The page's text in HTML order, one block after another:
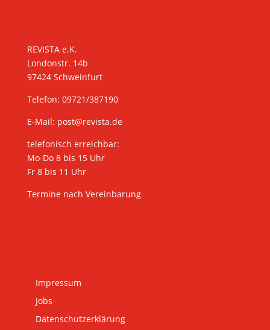
REVISTA e.K.
Londonstr. 14b
97424 Schweinfurt
Telefon: 09721/387190
E-Mail: post@revista.de
telefonisch erreichbar:
Mo-Do 8 bis 15 Uhr
Fr 8 bis 11 Uhr
Termine nach Vereinbarung
Impressum
Jobs
Datenschutzerklärung